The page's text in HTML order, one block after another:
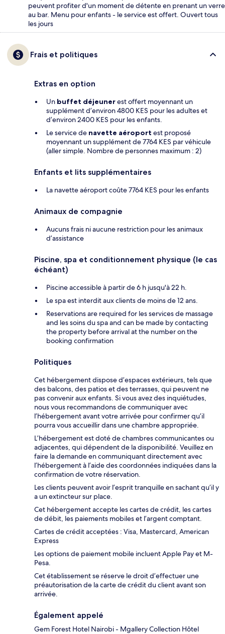
peuvent profiter d'un moment de détente en prenant un verre
au bar. Menu pour enfants - le service est offert. Ouvert tous
les jours
Frais et politiques
Extras en option
Un buffet déjeunerest offert moyennant un
supplément d’environ 4800 KES pour les adultes et
d’environ 2400 KES pour les enfants.
Le service de navette aéroport est proposé
moyennant un supplément de 7764 KES par véhicule
(aller simple. Nombre de personnes maximum : 2)
Enfants et lits supplémentaires
La navette aéroport coûte 7764 KES pour les enfants
Animaux de compagnie
Aucuns frais ni aucune restriction pour les animaux
d’assistance
Piscine, spa et conditionnement physique (le cas
échéant)
Piscine accessible à partir de 6 h jusqu'à 22 h.
Le spa est interdit aux clients de moins de 12 ans.
Reservations are required for les services de massage
and les soins du spa and can be made by contacting
the property before arrival at the number on the
booking confirmation
Politiques
Cet hébergement dispose d’espaces extérieurs, tels que
des balcons, des patios et des terrasses, qui peuvent ne
pas convenir aux enfants. Si vous avez des inquiétudes,
nous vous recommandons de communiquer avec
l’hébergement avant votre arrivée pour confirmer qu’il
pourra vous accueillir dans une chambre appropriée.
L’hébergement est doté de chambres communicantes ou
adjacentes, qui dépendent de la disponibilité. Veuillez en
faire la demande en communiquant directement avec
l’hébergement à l’aide des coordonnées indiquées dans la
confirmation de votre réservation.
Les clients peuvent avoir l’esprit tranquille en sachant qu’il y
a un extincteur sur place.
Cet hébergement accepte les cartes de crédit, les cartes
de débit, les paiements mobiles et l’argent comptant.
Cartes de crédit acceptées : Visa, Mastercard, American
Express
Les options de paiement mobile incluent Apple Pay et M-
Pesa.
Cet établissement se réserve le droit d’effectuer une
préautorisation de la carte de crédit du client avant son
arrivée.
Également appelé
Gem Forest Hotel Nairobi - Mgallery Collection Hôtel